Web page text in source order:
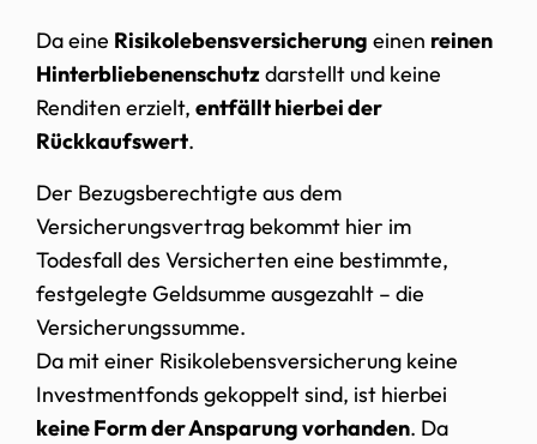
Da eine Risikolebensversicherung einen reinen
Hinterbliebenenschutzdarstellt und keine
Renditen erzielt, entfällt hierbei der
Rückkaufswert.
Der Bezugsberechtigte aus dem
Versicherungsvertrag bekommt hier im
Todesfall des Versicherten eine bestimmte,
festgelegte Geldsumme ausgezahlt – die
Versicherungssumme.
Da mit einer Risikolebensversicherung keine
Investmentfonds gekoppelt sind, ist hierbei
keine Form der Ansparung vorhanden. Da